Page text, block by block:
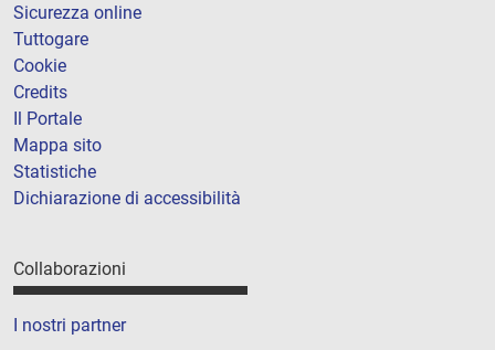
Sicurezza online
Tuttogare
Cookie
Credits
Il Portale
Mappa sito
Statistiche
Dichiarazione di accessibilità
Collaborazioni
I nostri partner